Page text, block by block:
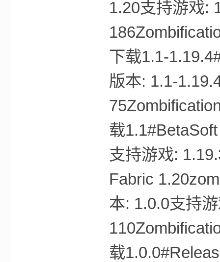
1.20支持游戏:
下载1.1-
版本: 1.1-
载
支持游戏:
Fabric
本: 1.0.0支持
载